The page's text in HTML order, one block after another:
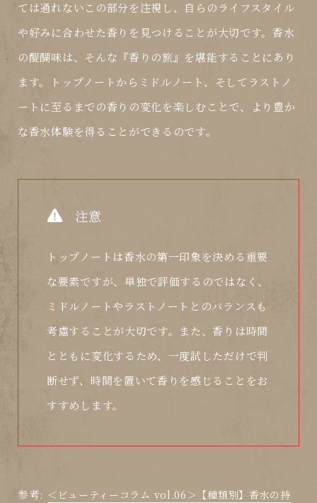
ては通れないこの部分を注視し、自らのライフスタイル
や好みに合わせた香りを見つけることが大切です。香水
の醍醐味は、そんな『香りの旅』を堪能することにあり
ます。トップノートからミドルノート、そしてラストノ
ートに至るまでの香りの変化を楽しむことで、より豊か
な香水体験を得ることができるのです。
注意
トップノートは香水の第一印象を決める重要
な要素ですが、単独で評価するのではなく、
ミドルノートやラストノートとのバランスも
考慮することが大切です。また、香りは時間
とともに変化するため、一度試しただけで判
断せず、時間を置いて香りを感じることをお
すすめします。
参考: ＜ビューティーコラム vol.06＞【種類別】香水の持